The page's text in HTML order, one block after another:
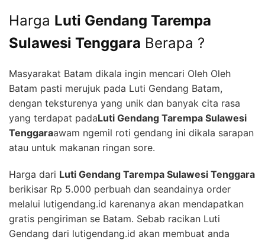
Harga Luti Gendang Tarempa
Sulawesi Tenggara Berapa ?
Masyarakat Batam dikala ingin mencari Oleh Oleh
Batam pasti merujuk pada Luti Gendang Batam,
dengan teksturenya yang unik dan banyak cita rasa
yang terdapat padaLuti Gendang Tarempa Sulawesi
Tenggaraawam ngemil roti gendang ini dikala sarapan
atau untuk makanan ringan sore.
Harga dari Luti Gendang Tarempa Sulawesi Tenggara
berikisar Rp 5.000 perbuah dan seandainya order
melalui lutigendang.id karenanya akan mendapatkan
gratis pengiriman se Batam. Sebab racikan Luti
Gendang dari lutigendang.id akan membuat anda